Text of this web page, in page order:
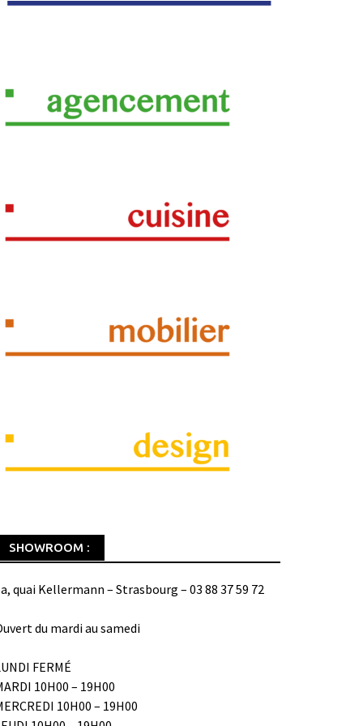
SHOWROOM :
quai Kellermann – Strasbourg – 03 88 37 59 72
du mardi au samedi
FERMÉ
10H00 – 19H00
10H00 – 19H00